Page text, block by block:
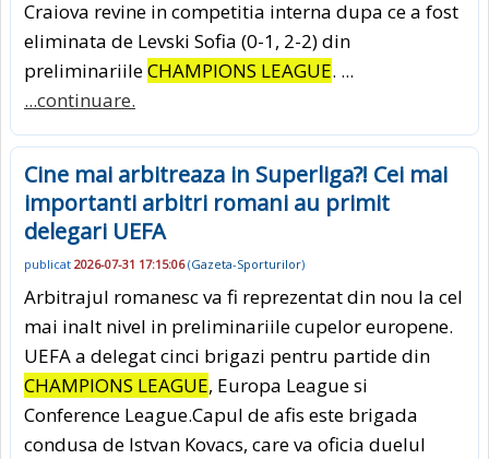
Craiova revine in competitia interna dupa ce a fost
eliminata de Levski Sofia (0-1, 2-2) din
preliminariileCHAMPIONS LEAGUE. ...
...continuare.
Cine mai arbitreaza in Superliga?! Cei mai
importanti arbitri romani au primit
delegari UEFA
publicat 2026-07-31 17:15:06(Gazeta-Sporturilor)
Arbitrajul romanesc va fi reprezentat din nou la cel
mai inalt nivel in preliminariile cupelor europene.
UEFA a delegat cinci brigazi pentru partide din
CHAMPIONS LEAGUE, Europa League si
Conference League.Capul de afis este brigada
condusa de Istvan Kovacs, care va oficia duelul